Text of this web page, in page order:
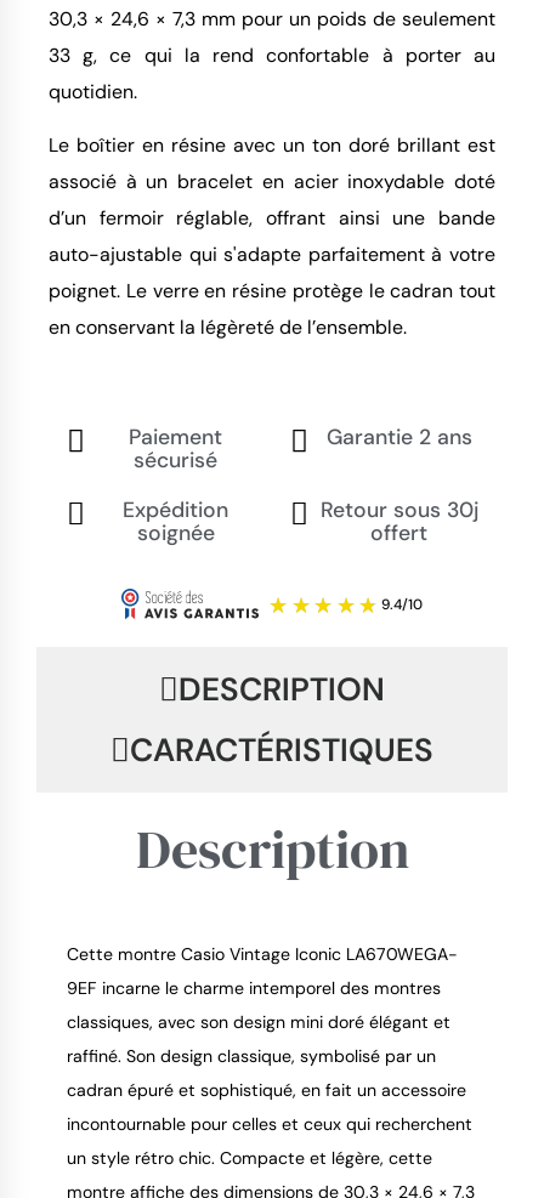
30,3 × 24,6 × 7,3 mm pour un poids de seulement
33 g, ce qui la rend confortable à porter au
quotidien.
Le boîtier en résine avec un ton doré brillant est
associé à un bracelet en acier inoxydable doté
d’un fermoir réglable, offrant ainsi une bande
auto-ajustable qui s'adapte parfaitement à votre
poignet. Le verre en résine protège le cadran tout
en conservant la légèreté de l’ensemble.
Paiement
sécurisé
Garantie 2 ans
Expédition
soignée
Retour sous 30j
offert
9.4
DESCRIPTION
CARACTÉRISTIQUES
Description
Cette montre Casio Vintage Iconic LA670WEGA-
9EF incarne le charme intemporel des montres
classiques, avec son design mini doré élégant et
raffiné. Son design classique, symbolisé par un
cadran épuré et sophistiqué, en fait un accessoire
incontournable pour celles et ceux qui recherchent
un style rétro chic. Compacte et légère, cette
montre affiche des dimensions de 30,3 × 24,6 × 7,3